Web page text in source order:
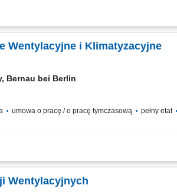
kanałów wentylacyjnych, central
Wentylacyjne i Klimatyzacyjne
Bernau bei Berlin
umowa o pracę / o pracę tymczasową pełny etat
związanych z budową ciągów
Wentylacyjnych